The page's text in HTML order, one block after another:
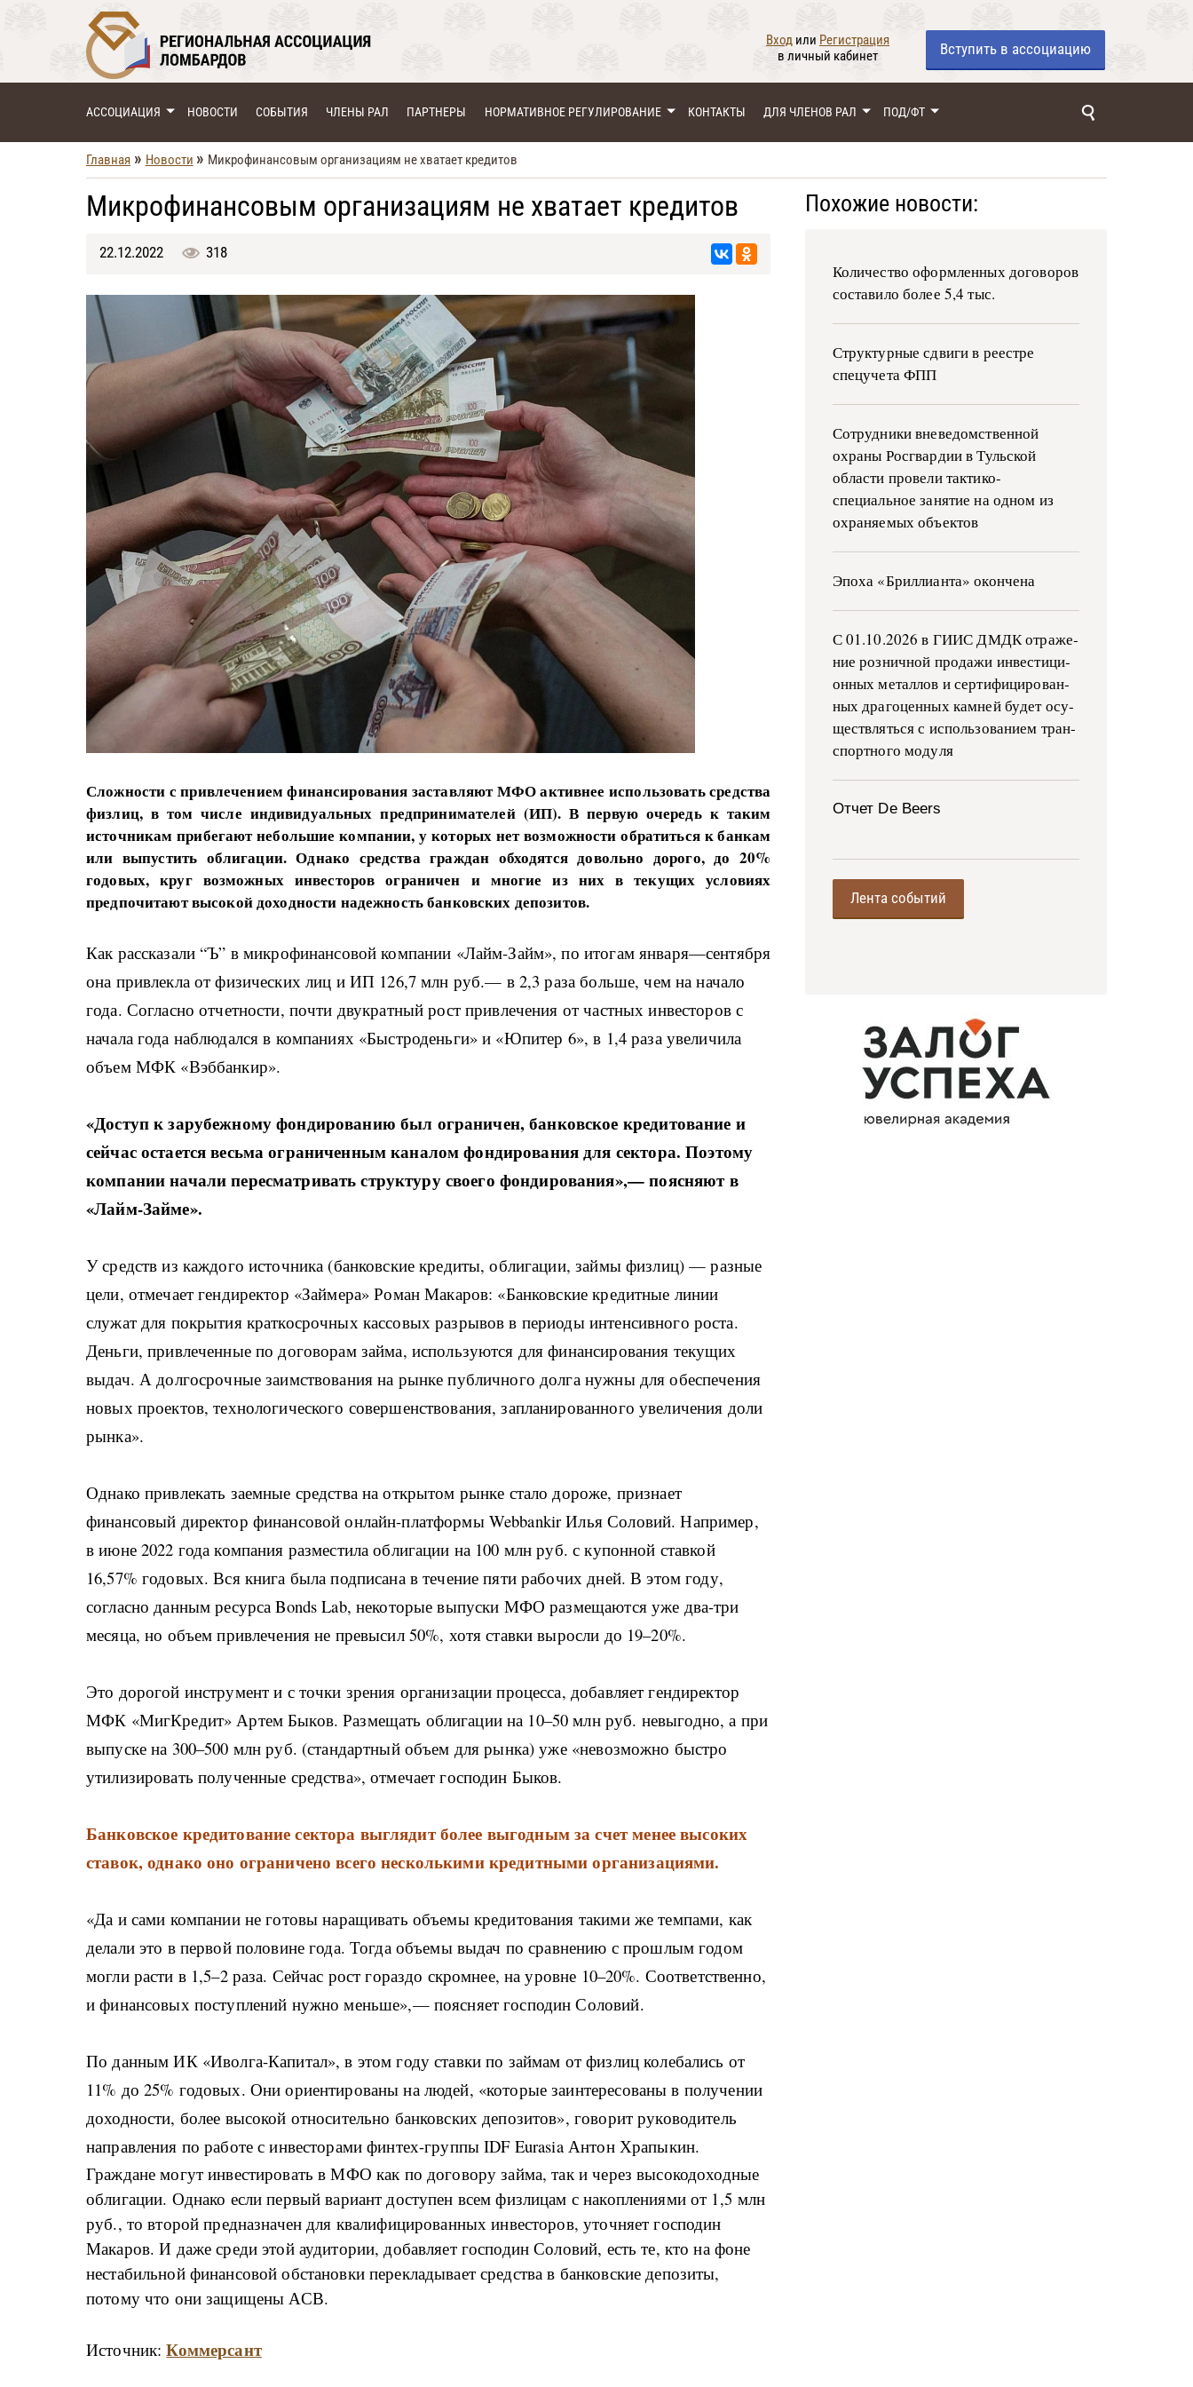
Вход или Регистрация
в личный кабинет
Вступить в ассоциацию
АССОЦИАЦИЯ НОВОСТИ СОБЫТИЯ ЧЛЕНЫ РАЛ ПАРТНЕРЫ НОРМАТИВНОЕ РЕГУЛИРОВАНИЕ КОНТАКТЫ ДЛЯ ЧЛЕНОВ РАЛ ПОД/ФТ
Главная » Новости » Микрофинансовым организациям не хватает кредитов
Микрофинансовым организациям не хватает кредитов
22.12.2022 318
Сложности с привлечением финансирования заставляют МФО активнее использовать средства
физлиц, в том числе индивидуальных предпринимателей (ИП). В первую очередь к таким
источникам прибегают небольшие компании, у которых нет возможности обратиться к банкам
или выпустить облигации. Однако средства граждан обходятся довольно дорого, до 20%
годовых, круг возможных инвесторов ограничен и многие из них в текущих условиях
предпочитают высокой доходности надежность банковских депозитов.
Как рассказали “Ъ” в микрофинансовой компании «Лайм-Займ», по итогам января—сентября
она привлекла от физических лиц и ИП 126,7 млн руб.— в 2,3 раза больше, чем на начало
года. Согласно отчетности, почти двукратный рост привлечения от частных инвесторов с
начала года наблюдался в компаниях «Быстроденьги» и «Юпитер 6», в 1,4 раза увеличила
объем МФК «Вэббанкир».
«Доступ к зарубежному фондированию был ограничен, банковское кредитование и
сейчас остается весьма ограниченным каналом фондирования для сектора. Поэтому
компании начали пересматривать структуру своего фондирования»,— поясняют в
«Лайм-Займе».
У средств из каждого источника (банковские кредиты, облигации, займы физлиц) — разные
цели, отмечает гендиректор «Займера» Роман Макаров: «Банковские кредитные линии
служат для покрытия краткосрочных кассовых разрывов в периоды интенсивного роста.
Деньги, привлеченные по договорам займа, используются для финансирования текущих
выдач. А долгосрочные заимствования на рынке публичного долга нужны для обеспечения
новых проектов, технологического совершенствования, запланированного увеличения доли
рынка».
Однако привлекать заемные средства на открытом рынке стало дороже, признает
финансовый директор финансовой онлайн-платформы Webbankir Илья Соловий. Например,
в июне 2022 года компания разместила облигации на 100 млн руб. с купонной ставкой
16,57% годовых. Вся книга была подписана в течение пяти рабочих дней. В этом году,
согласно данным ресурса Bonds Lab, некоторые выпуски МФО размещаются уже два-три
месяца, но объем привлечения не превысил 50%, хотя ставки выросли до 19–20%.
Это дорогой инструмент и с точки зрения организации процесса, добавляет гендиректор
МФК «МигКредит» Артем Быков. Размещать облигации на 10–50 млн руб. невыгодно, а при
выпуске на 300–500 млн руб. (стандартный объем для рынка) уже «невозможно быстро
утилизировать полученные средства», отмечает господин Быков.
Банковское кредитование сектора выглядит более выгодным за счет менее высоких
ставок, однако оно ограничено всего несколькими кредитными организациями.
«Да и сами компании не готовы наращивать объемы кредитования такими же темпами, как
делали это в первой половине года. Тогда объемы выдач по сравнению с прошлым годом
могли расти в 1,5–2 раза. Сейчас рост гораздо скромнее, на уровне 10–20%. Соответственно,
и финансовых поступлений нужно меньше»,— поясняет господин Соловий.
По данным ИК «Иволга-Капитал», в этом году ставки по займам от физлиц колебались от
11% до 25% годовых. Они ориентированы на людей, «которые заинтересованы в получении
доходности, более высокой относительно банковских депозитов», говорит руководитель
направления по работе с инвесторами финтех-группы IDF Eurasia Антон Храпыкин.
Граждане могут инвестировать в МФО как по договору займа, так и через высокодоходные
облигации. Однако если первый вариант доступен всем физлицам с накоплениями от 1,5 млн
руб., то второй предназначен для квалифицированных инвесторов, уточняет господин
Макаров. И даже среди этой аудитории, добавляет господин Соловий, есть те, кто на фоне
нестабильной финансовой обстановки перекладывает средства в банковские депозиты,
потому что они защищены АСВ.
Источник:Коммерсант
Похожие новости:
Количество оформленных договоров
составило более 5,4 тыс.
Структурные сдвиги в реестре
спецучета ФПП
Сотрудники вневедомственной
охраны Росгвардии в Тульской
области провели тактико-
специальное занятие на одном из
охраняемых объектов
Эпоха «Бриллианта» окончена
С 01.10.2026 в ГИИС ДМДК от­ра­же­
ние роз­ни­ч­ной про­да­жи ин­ве­сти­ци­
он­ных ме­тал­лов и сер­ти­фи­ци­ро­ван­
ных дра­го­цен­ных ка­м­ней бу­дет осу­
ще­ств­лять­ся с ис­поль­зо­ва­ни­ем тран­
с­пор­т­но­го мо­ду­ля
Отчет De Beers
Лента событий